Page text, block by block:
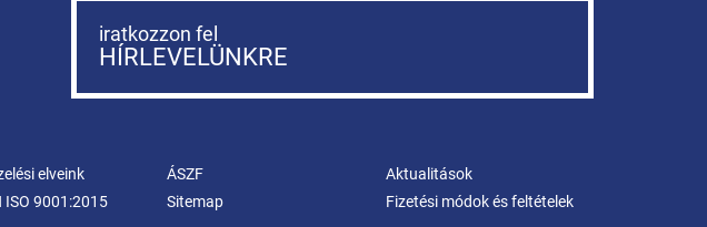
iratkozzon fel
HÍRLEVELÜNKRE
elveink ÁSZF
Aktualitások
ISO 9001:2015 Sitemap Fizetési módok és feltételek